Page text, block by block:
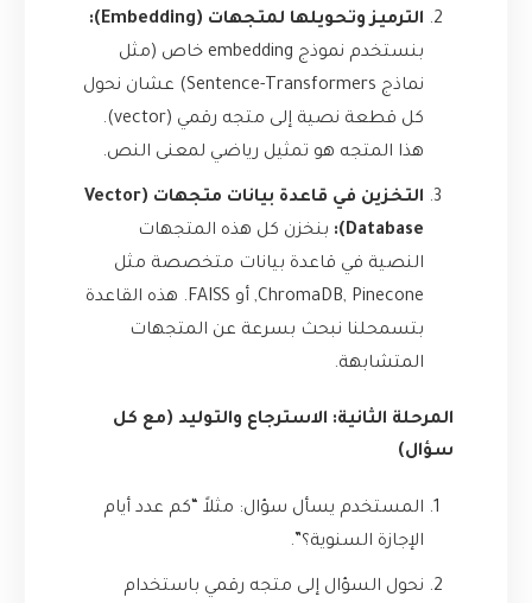
الترميز وتحويلها لمتجهات (Embedding):
بنستخدم نموذج embedding خاص (مثل
نماذج Sentence-Transformers) عشان نحول
كل قطعة نصية إلى متجه رقمي (vector).
هذا المتجه هو تمثيل رياضي لمعنى النص.
التخزين في قاعدة بيانات متجهات (Vector
Database):
بنخزن كل هذه المتجهات
النصية في قاعدة بيانات متخصصة مثل
ChromaDB, Pinecone, أو FAISS. هذه القاعدة
بتسمحلنا نبحث بسرعة عن المتجهات
المتشابهة.
المرحلة الثانية: الاسترجاع والتوليد (مع كل
سؤال)
المستخدم يسأل سؤال: مثلاً “كم عدد أيام
الإجازة السنوية؟”.
نحول السؤال إلى متجه رقمي باستخدام